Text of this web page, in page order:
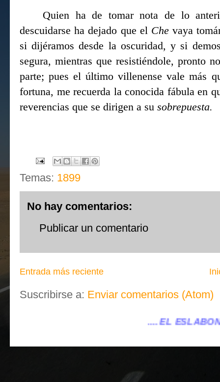
Quien ha de tomar nota de lo
descuidarse ha dejado que el Chevaya
si dijéramos desde la oscuridad, y si
segura, mientras que resistiéndole, pronto
parte; pues el último villenense vale más
fortuna, me recuerda la conocida fábula en
reverencias que se dirigen a su sobrepuesta.
Temas: 1899
No hay comentarios:
Publicar un comentario
Entrada más reciente
Suscribirse a: Enviar comentarios (Atom)
.... EL ESLABÓN VILLENA ...